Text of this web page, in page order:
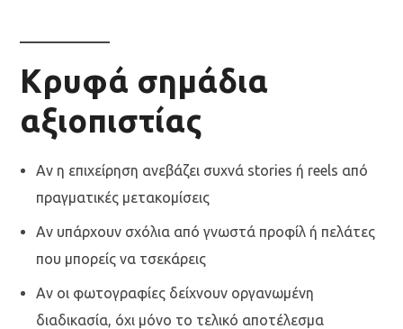
Κρυφά σημάδια
αξιοπιστίας
Αν η επιχείρηση ανεβάζει συχνά stories ή reels από
πραγματικές μετακομίσεις
Αν υπάρχουν σχόλια από γνωστά προφίλ ή πελάτες
που μπορείς να τσεκάρεις
Αν οι φωτογραφίες δείχνουν οργανωμένη
διαδικασία, όχι μόνο το τελικό αποτέλεσμα